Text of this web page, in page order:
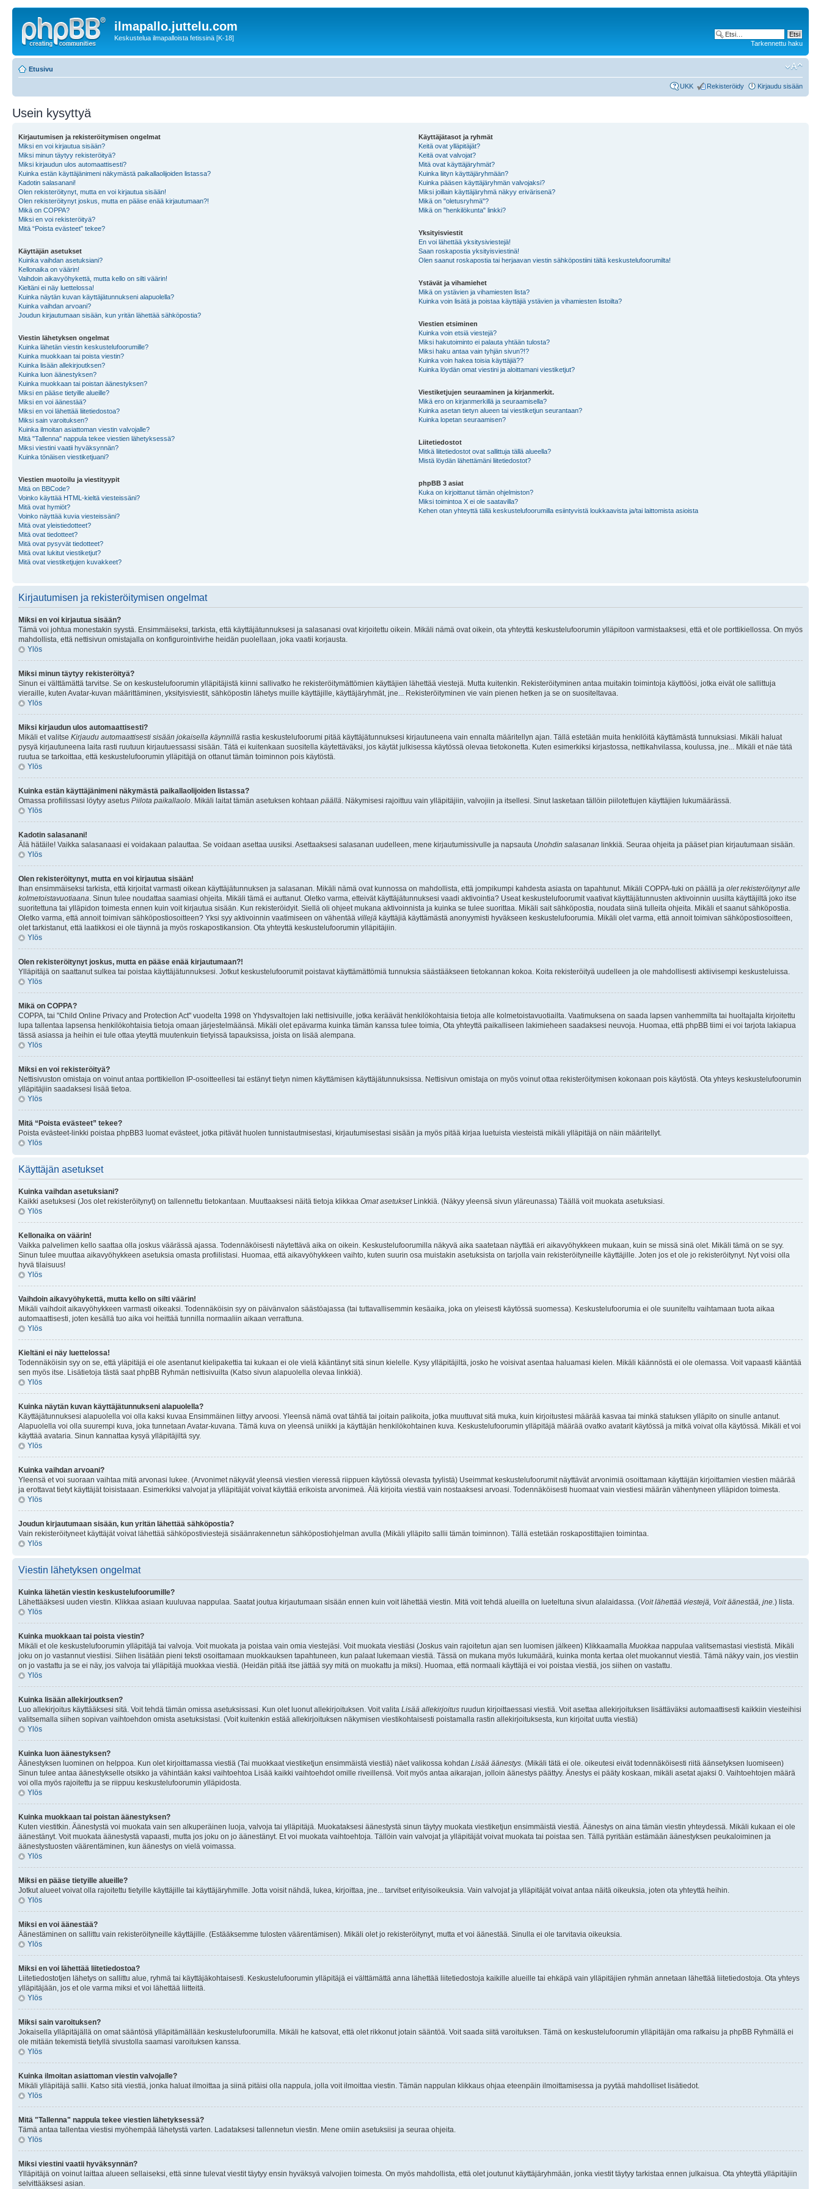
ilmapallo.juttelu.com
Keskustelua ilmapalloista fetissinä [K-18]
Tarkennettu haku
Etusivu
UKK Rekisteröidy Kirjaudu sisään
Usein kysyttyä
Kirjautumisen ja rekisteröitymisen ongelmat
Miksi en voi kirjautua sisään?
Miksi minun täytyy rekisteröityä?
Miksi kirjaudun ulos automaattisesti?
Kuinka estän käyttäjänimeni näkymästä paikallaolijoiden listassa?
Kadotin salasanani!
Olen rekisteröitynyt, mutta en voi kirjautua sisään!
Olen rekisteröitynyt joskus, mutta en pääse enää kirjautumaan?!
Mikä on COPPA?
Miksi en voi rekisteröityä?
Mitä “Poista evästeet” tekee?
Käyttäjän asetukset
Kuinka vaihdan asetuksiani?
Kellonaika on väärin!
Vaihdoin aikavyöhykettä, mutta kello on silti väärin!
Kieltäni ei näy luettelossa!
Kuinka näytän kuvan käyttäjätunnukseni alapuolella?
Kuinka vaihdan arvoani?
Joudun kirjautumaan sisään, kun yritän lähettää sähköpostia?
Viestin lähetyksen ongelmat
Kuinka lähetän viestin keskustelufoorumille?
Kuinka muokkaan tai poista viestin?
Kuinka lisään allekirjoutksen?
Kuinka luon äänestyksen?
Kuinka muokkaan tai poistan äänestyksen?
Miksi en pääse tietyille alueille?
Miksi en voi äänestää?
Miksi en voi lähettää liitetiedostoa?
Miksi sain varoituksen?
Kuinka ilmoitan asiattoman viestin valvojalle?
Mitä "Tallenna" nappula tekee viestien lähetyksessä?
Miksi viestini vaatii hyväksynnän?
Kuinka tönäisen viestiketjuani?
Viestien muotoilu ja viestityypit
Mitä on BBCode?
Voinko käyttää HTML-kieltä viesteissäni?
Mitä ovat hymiöt?
Voinko näyttää kuvia viesteissäni?
Mitä ovat yleistiedotteet?
Mitä ovat tiedotteet?
Mitä ovat pysyvät tiedotteet?
Mitä ovat lukitut viestiketjut?
Mitä ovat viestiketjujen kuvakkeet?
Käyttäjätasot ja ryhmät
Keitä ovat ylläpitäjät?
Keitä ovat valvojat?
Mitä ovat käyttäjäryhmät?
Kuinka liityn käyttäjäryhmään?
Kuinka pääsen käyttäjäryhmän valvojaksi?
Miksi joillain käyttäjäryhmä näkyy erivärisenä?
Mikä on "oletusryhmä"?
Mikä on "henkilökunta" linkki?
Yksityisviestit
En voi lähettää yksitysiviestejä!
Saan roskapostia yksityisviestinä!
Olen saanut roskapostia tai herjaavan viestin sähköpostiini tältä keskustelufoorumilta!
Ystävät ja vihamiehet
Mikä on ystävien ja vihamiesten lista?
Kuinka voin lisätä ja poistaa käyttäjiä ystävien ja vihamiesten listoilta?
Viestien etsiminen
Kuinka voin etsiä viestejä?
Miksi hakutoiminto ei palauta yhtään tulosta?
Miksi haku antaa vain tyhjän sivun?!?
Kuinka voin hakea toisia käyttäjiä??
Kuinka löydän omat viestini ja aloittamani viestiketjut?
Viestiketjujen seuraaminen ja kirjanmerkit.
Mikä ero on kirjanmerkillä ja seuraamisella?
Kuinka asetan tietyn alueen tai viestiketjun seurantaan?
Kuinka lopetan seuraamisen?
Liitetiedostot
Mitkä liitetiedostot ovat sallittuja tällä alueella?
Mistä löydän lähettämäni liitetiedostot?
phpBB 3 asiat
Kuka on kirjoittanut tämän ohjelmiston?
Miksi toimintoa X ei ole saatavilla?
Kehen otan yhteyttä tällä keskustelufoorumilla esiintyvistä loukkaavista ja/tai laittomista asioista
Kirjautumisen ja rekisteröitymisen ongelmat
Miksi en voi kirjautua sisään?
Tämä voi johtua monestakin syystä. Ensimmäiseksi, tarkista, että käyttäjätunnuksesi ja salasanasi ovat kirjoitettu oikein. Mikäli nämä ovat oikein, ota yhteyttä keskustelufoorumin ylläpitoon varmistaaksesi, että et ole porttikiellossa. On myös
mahdollista, että nettisivun omistajalla on konfigurointivirhe heidän puolellaan, joka vaatii korjausta.
Ylös
Miksi minun täytyy rekisteröityä?
Sinun ei välttämättä tarvitse. Se on keskustelufoorumin ylläpitäjistä kiinni sallivatko he rekisteröitymättömien käyttäjien lähettää viestejä. Mutta kuitenkin. Rekisteröityminen antaa muitakin toimintoja käyttöösi, jotka eivät ole sallittuja
vieraille, kuten Avatar-kuvan määrittäminen, yksityisviestit, sähköpostin lähetys muille käyttäjille, käyttäjäryhmät, jne... Rekisteröityminen vie vain pienen hetken ja se on suositeltavaa.
Ylös
Miksi kirjaudun ulos automaattisesti?
Mikäli et valitse Kirjaudu automaattisesti sisään jokaisella käynnillä rastia keskustelufoorumi pitää käyttäjätunnuksesi kirjautuneena vain ennalta määritellyn ajan. Tällä estetään muita henkilöitä käyttämästä tunnuksiasi. Mikäli haluat
pysyä kirjautuneena laita rasti ruutuun kirjautuessassi sisään. Tätä ei kuitenkaan suositella käytettäväksi, jos käytät julkisessa käytössä olevaa tietokonetta. Kuten esimerkiksi kirjastossa, nettikahvilassa, koulussa, jne... Mikäli et näe tätä
ruutua se tarkoittaa, että keskustelufoorumin ylläpitäjä on ottanut tämän toiminnon pois käytöstä.
Ylös
Kuinka estän käyttäjänimeni näkymästä paikallaolijoiden listassa?
Omassa profiilissasi löytyy asetus Piilota paikallaolo . Mikäli laitat tämän asetuksen kohtaan päällä . Näkymisesi rajoittuu vain ylläpitäjiin, valvojiin ja itsellesi. Sinut lasketaan tällöin piilotettujen käyttäjien lukumäärässä.
Ylös
Kadotin salasanani!
Älä hätäile! Vaikka salasanaasi ei voidakaan palauttaa. Se voidaan asettaa uusiksi. Asettaaksesi salasanan uudelleen, mene kirjautumissivulle ja napsauta Unohdin salasanan linkkiä. Seuraa ohjeita ja pääset pian kirjautumaan sisään.
Ylös
Olen rekisteröitynyt, mutta en voi kirjautua sisään!
Ihan ensimmäiseksi tarkista, että kirjoitat varmasti oikean käyttäjätunnuksen ja salasanan. Mikäli nämä ovat kunnossa on mahdollista, että jompikumpi kahdesta asiasta on tapahtunut. Mikäli COPPA-tuki on päällä ja olet rekisteröitynyt alle
kolmetoistavuotiaana . Sinun tulee noudattaa saamiasi ohjeita. Mikäli tämä ei auttanut. Oletko varma, etteivät käyttäjätunnuksesi vaadi aktivointia? Useat keskustelufoorumit vaativat käyttäjätunnusten aktivoinnin uusilta käyttäjiltä joko itse
suoritettuna tai ylläpidon toimesta ennen kuin voit kirjautua sisään. Kun rekisteröidyit. Siellä oli ohjeet mukana aktivoinnista ja kuinka se tulee suorittaa. Mikäli sait sähköpostia, noudata siinä tulleita ohjeita. Mikäli et saanut sähköpostia.
Oletko varma, että annoit toimivan sähköpostiosoitteen? Yksi syy aktivoinnin vaatimiseen on vähentää villejä käyttäjiä käyttämästä anonyymisti hyväkseen keskustelufoorumia. Mikäli olet varma, että annoit toimivan sähköpostiosoitteen,
olet tarkistanut, että laatikkosi ei ole täynnä ja myös roskapostikansion. Ota yhteyttä keskustelufoorumin ylläpitäjiin.
Ylös
Olen rekisteröitynyt joskus, mutta en pääse enää kirjautumaan?!
Ylläpitäjä on saattanut sulkea tai poistaa käyttäjätunnuksesi. Jotkut keskustelufoorumit poistavat käyttämättömiä tunnuksia säästääkseen tietokannan kokoa. Koita rekisteröityä uudelleen ja ole mahdollisesti aktiivisempi keskusteluissa.
Ylös
Mikä on COPPA?
COPPA, tai "Child Online Privacy and Protection Act" vuodelta 1998 on Yhdysvaltojen laki nettisivuille, jotka keräävät henkilökohtaisia tietoja alle kolmetoistavuotiailta. Vaatimuksena on saada lapsen vanhemmilta tai huoltajalta kirjoitettu
lupa tallentaa lapsensa henkilökohtaisia tietoja omaan järjestelmäänsä. Mikäli olet epävarma kuinka tämän kanssa tulee toimia, Ota yhteyttä paikalliseen lakimieheen saadaksesi neuvoja. Huomaa, että phpBB tiimi ei voi tarjota lakiapua
tässä asiassa ja heihin ei tule ottaa yteyttä muutenkuin tietyissä tapauksissa, joista on lisää alempana.
Ylös
Miksi en voi rekisteröityä?
Nettisivuston omistaja on voinut antaa porttikiellon IP-osoitteellesi tai estänyt tietyn nimen käyttämisen käyttäjätunnuksissa. Nettisivun omistaja on myös voinut ottaa rekisteröitymisen kokonaan pois käytöstä. Ota yhteys keskustelufoorumin
ylläpitäjiin saadaksesi lisää tietoa.
Ylös
Mitä “Poista evästeet” tekee?
Poista evästeet-linkki poistaa phpBB3 luomat evästeet, jotka pitävät huolen tunnistautmisestasi, kirjautumisestasi sisään ja myös pitää kirjaa luetuista viesteistä mikäli ylläpitäjä on näin määritellyt.
Ylös
Käyttäjän asetukset
Kuinka vaihdan asetuksiani?
Kaikki asetuksesi (Jos olet rekisteröitynyt) on tallennettu tietokantaan. Muuttaaksesi näitä tietoja klikkaa Omat asetuksetLinkkiä. (Näkyy yleensä sivun yläreunassa) Täällä voit muokata asetuksiasi.
Ylös
Kellonaika on väärin!
Vaikka palvelimen kello saattaa olla joskus väärässä ajassa. Todennäköisesti näytettävä aika on oikein. Keskustelufoorumilla näkyvä aika saatetaan näyttää eri aikavyöhykkeen mukaan, kuin se missä sinä olet. Mikäli tämä on se syy.
Sinun tulee muuttaa aikavyöhykkeen asetuksia omasta profiilistasi. Huomaa, että aikavyöhykkeen vaihto, kuten suurin osa muistakin asetuksista on tarjolla vain rekisteröityneille käyttäjille. Joten jos et ole jo rekisteröitynyt. Nyt voisi olla
hyvä tilaisuus!
Ylös
Vaihdoin aikavyöhykettä, mutta kello on silti väärin!
Mikäli vaihdoit aikavyöhykkeen varmasti oikeaksi. Todennäköisin syy on päivänvalon säästöajassa (tai tuttavallisemmin kesäaika, joka on yleisesti käytössä suomessa). Keskustelufoorumia ei ole suuniteltu vaihtamaan tuota aikaa
automaattisesti, joten kesällä tuo aika voi heittää tunnilla normaaliin aikaan verrattuna.
Ylös
Kieltäni ei näy luettelossa!
Todennäköisin syy on se, että yläpitäjä ei ole asentanut kielipakettia tai kukaan ei ole vielä kääntänyt sitä sinun kielelle. Kysy ylläpitäjiltä, josko he voisivat asentaa haluamasi kielen. Mikäli käännöstä ei ole olemassa. Voit vapaasti kääntää
sen myös itse. Lisätietoja tästä saat phpBB Ryhmän nettisivuilta (Katso sivun alapuolella olevaa linkkiä).
Ylös
Kuinka näytän kuvan käyttäjätunnukseni alapuolella?
Käyttäjätunnuksesi alapuolella voi olla kaksi kuvaa Ensimmäinen liittyy arvoosi. Yleensä nämä ovat tähtiä tai joitain palikoita, jotka muuttuvat sitä muka, kuin kirjoitustesi määrää kasvaa tai minkä statuksen ylläpito on sinulle antanut.
Alapuolella voi olla suurempi kuva, joka tunnetaan Avatar-kuvana. Tämä kuva on yleensä uniikki ja käyttäjän henkilökohtainen kuva. Keskustelufoorumin ylläpitäjä määrää ovatko avatarit käytössä ja mitkä voivat olla käytössä. Mikäli et voi
käyttää avataria. Sinun kannattaa kysyä ylläpitäjiltä syy.
Ylös
Kuinka vaihdan arvoani?
Yleensä et voi suoraan vaihtaa mitä arvonasi lukee. (Arvonimet näkyvät yleensä viestien vieressä riippuen käytössä olevasta tyylistä) Useimmat keskustelufoorumit näyttävät arvonimiä osoittamaan käyttäjän kirjoittamien viestien määrää
ja erottavat tietyt käyttäjät toisistaaan. Esimerkiksi valvojat ja ylläpitäjät voivat käyttää erikoista arvonimeä. Älä kirjoita viestiä vain nostaaksesi arvoasi. Todennäköisesti huomaat vain viestiesi määrän vähentyneen ylläpidon toimesta.
Ylös
Joudun kirjautumaan sisään, kun yritän lähettää sähköpostia?
Vain rekisteröityneet käyttäjät voivat lähettää sähköpostiviestejä sisäänrakennetun sähköpostiohjelman avulla (Mikäli ylläpito sallii tämän toiminnon). Tällä estetään roskapostittajien toimintaa.
Ylös
Viestin lähetyksen ongelmat
Kuinka lähetän viestin keskustelufoorumille?
Lähettääksesi uuden viestin. Klikkaa asiaan kuuluvaa nappulaa. Saatat joutua kirjautumaan sisään ennen kuin voit lähettää viestin. Mitä voit tehdä alueilla on lueteltuna sivun alalaidassa. (Voit lähettää viestejä, Voit äänestää, jne. ) lista.
Ylös
Kuinka muokkaan tai poista viestin?
Mikäli et ole keskustelufoorumin ylläpitäjä tai valvoja. Voit muokata ja poistaa vain omia viestejäsi. Voit muokata viestiäsi (Joskus vain rajoitetun ajan sen luomisen jälkeen) Klikkaamalla Muokkaa nappulaa valitsemastasi viestistä. Mikäli
joku on jo vastannut viestiisi. Siihen lisätään pieni teksti osoittamaan muokkauksen tapahtuneen, kun palaat lukemaan viestiä. Tässä on mukana myös lukumäärä, kuinka monta kertaa olet muokannut viestiä. Tämä näkyy vain, jos viestiin
on jo vastattu ja se ei näy, jos valvoja tai ylläpitäjä muokkaa viestiä. (Heidän pitää itse jättää syy mitä on muokattu ja miksi). Huomaa, että normaali käyttäjä ei voi poistaa viestiä, jos siihen on vastattu.
Ylös
Kuinka lisään allekirjoutksen?
Luo allekirjoitus käyttääksesi sitä. Voit tehdä tämän omissa asetuksissasi. Kun olet luonut allekirjoituksen. Voit valita Lisää allekirjoitus ruudun kirjoittaessasi viestiä. Voit asettaa allekirjoituksen lisättäväksi automaattisesti kaikkiin viesteihisi
valitsemalla siihen sopivan vaihtoehdon omista asetuksistasi. (Voit kuitenkin estää allekirjoituksen näkymisen viestikohtaisesti poistamalla rastin allekirjoituksesta, kun kirjoitat uutta viestiä)
Ylös
Kuinka luon äänestyksen?
Äänestyksen luominen on helppoa. Kun olet kirjoittamassa viestiä (Tai muokkaat viestiketjun ensimmäistä viestiä) näet valikossa kohdan Lisää äänestys . (Mikäli tätä ei ole. oikeutesi eivät todennäköisesti riitä äänsetyksen luomiseen)
Sinun tulee antaa äänestykselle otsikko ja vähintään kaksi vaihtoehtoa Lisää kaikki vaihtoehdot omille riveillensä. Voit myös antaa aikarajan, jolloin äänestys päättyy. Änestys ei pääty koskaan, mikäli asetat ajaksi 0. Vaihtoehtojen määrä
voi olla myös rajoitettu ja se riippuu keskustelufoorumin ylläpidosta.
Ylös
Kuinka muokkaan tai poistan äänestyksen?
Kuten viestitkin. Äänestystä voi muokata vain sen alkuperäinen luoja, valvoja tai ylläpitäjä. Muokataksesi äänestystä sinun täytyy muokata viestiketjun ensimmäistä viestiä. Äänestys on aina tämän viestin yhteydessä. Mikäli kukaan ei ole
äänestänyt. Voit muokata äänestystä vapaasti, mutta jos joku on jo äänestänyt. Et voi muokata vaihtoehtoja. Tällöin vain valvojat ja ylläpitäjät voivat muokata tai poistaa sen. Tällä pyritään estämään äänestyksen peukaloiminen ja
äänestystuosten väärentäminen, kun äänestys on vielä voimassa.
Ylös
Miksi en pääse tietyille alueille?
Jotkut alueet voivat olla rajoitettu tietyille käyttäjille tai käyttäjäryhmille. Jotta voisit nähdä, lukea, kirjoittaa, jne... tarvitset erityisoikeuksia. Vain valvojat ja ylläpitäjät voivat antaa näitä oikeuksia, joten ota yhteyttä heihin.
Ylös
Miksi en voi äänestää?
Äänestäminen on sallittu vain rekisteröityneille käyttäjille. (Estääksemme tulosten väärentämisen). Mikäli olet jo rekisteröitynyt, mutta et voi äänestää. Sinulla ei ole tarvitavia oikeuksia.
Ylös
Miksi en voi lähettää liitetiedostoa?
Liitetiedostotjen lähetys on sallittu alue, ryhmä tai käyttäjäkohtaisesti. Keskustelufoorumin ylläpitäjä ei välttämättä anna lähettää liitetiedostoja kaikille alueille tai ehkäpä vain ylläpitäjien ryhmän annetaan lähettää liitetiedostoja. Ota yhteys
ylläpitäjään, jos et ole varma miksi et voi lähettää liitteitä.
Ylös
Miksi sain varoituksen?
Jokaisella ylläpitäjällä on omat sääntösä ylläpitämällään keskustelufoorumilla. Mikäli he katsovat, että olet rikkonut jotain sääntöä. Voit saada siitä varoituksen. Tämä on keskustelufoorumin ylläpitäjän oma ratkaisu ja phpBB Ryhmällä ei
ole mitään tekemistä tietyllä sivustolla saamasi varoituksen kanssa.
Ylös
Kuinka ilmoitan asiattoman viestin valvojalle?
Mikäli ylläpitäjä sallii. Katso sitä viestiä, jonka haluat ilmoittaa ja siinä pitäisi olla nappula, jolla voit ilmoittaa viestin. Tämän nappulan klikkaus ohjaa eteenpäin ilmoittamisessa ja pyytää mahdolliset lisätiedot.
Ylös
Mitä "Tallenna" nappula tekee viestien lähetyksessä?
Tämä antaa tallentaa viestisi myöhempää lähetystä varten. Ladataksesi tallennetun viestin. Mene omiin asetuksiisi ja seuraa ohjeita.
Ylös
Miksi viestini vaatii hyväksynnän?
Ylläpitäjä on voinut laittaa alueen sellaiseksi, että sinne tulevat viestit täytyy ensin hyväksyä valvojien toimesta. On myös mahdollista, että olet joutunut käyttäjäryhmään, jonka viestit täytyy tarkistaa ennen julkaisua. Ota yhteyttä ylläpitäjiin
selvittääksesi asian.